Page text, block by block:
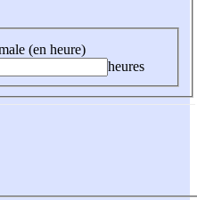
(en heure)
heures